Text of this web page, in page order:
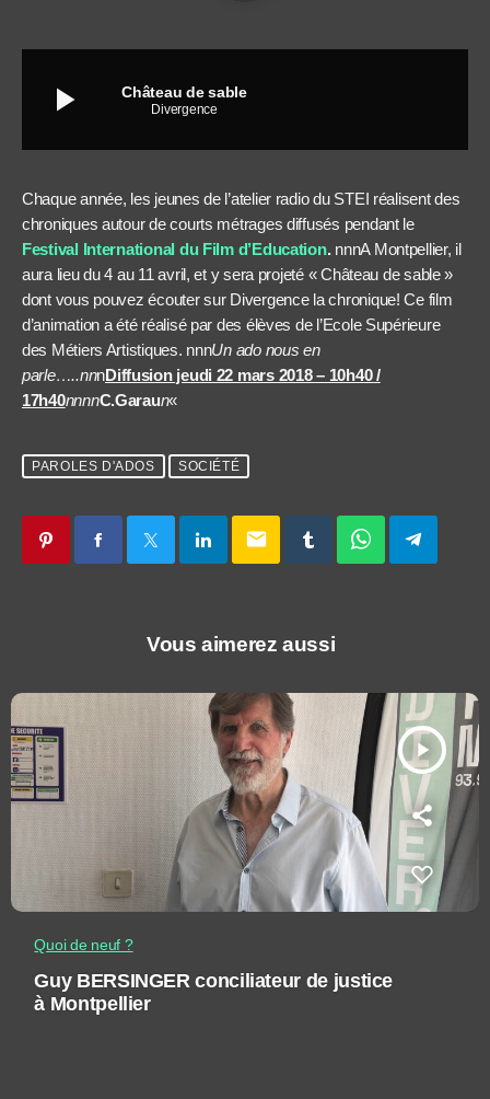
play_arrow Château de sable
Divergence
Chaque année, les jeunes de l’atelier radio du STEI réalisent des
chroniques autour de courts métrages diffusés pendant le
Festival International du Film d’Education.nnnA Montpellier, il
aura lieu du 4 au 11 avril, et y sera projeté « Château de sable »
dont vous pouvez écouter sur Divergence la chronique! Ce film
d’animation a été réalisé par des élèves de l’Ecole Supérieure
des Métiers Artistiques. nnnUn ado nous en
parle…..nnnDiffusion jeudi 22 mars 2018 – 10h40 /
17h40nnnnC.Garaun«
PAROLES D'ADOS SOCIÉTÉ
email
Vous aimerez aussi
play_arrow
Quoi de neuf ?
Guy BERSINGER conciliateur de justice
à Montpellier